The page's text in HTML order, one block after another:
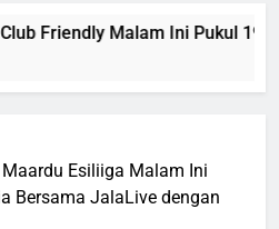
Friendly Malam Ini Pukul 19.00
Esiliiga Malam Ini
Bersama JalaLive dengan